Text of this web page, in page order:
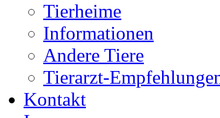
Tierheime
Informationen
Andere Tiere
Tierarzt-
Kontakt